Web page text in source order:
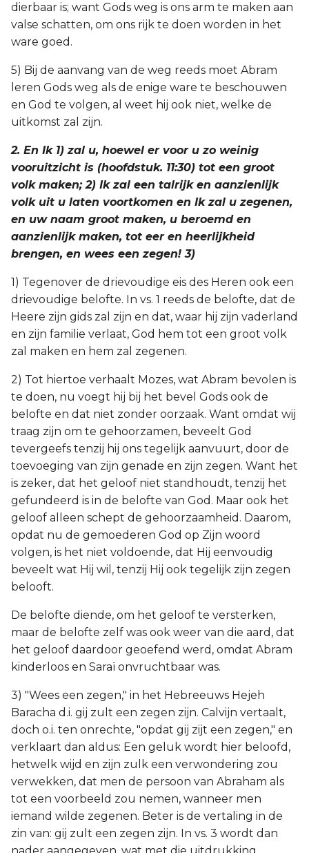
dierbaar is; want Gods weg is ons arm te maken aan
valse schatten, om ons rijk te doen worden in het
ware goed.
5) Bij de aanvang van de weg reeds moet Abram
leren Gods weg als de enige ware te beschouwen
en God te volgen, al weet hij ook niet, welke de
uitkomst zal zijn.
2. En Ik 1) zal u, hoewel er voor u zo weinig
vooruitzicht is (hoofdstuk. 11:30) tot een groot
volk maken; 2) Ik zal een talrijk en aanzienlijk
volk uit u laten voortkomen en Ik zal u zegenen,
en uw naam groot maken, u beroemd en
aanzienlijk maken, tot eer en heerlijkheid
brengen, en wees een zegen! 3)
1) Tegenover de drievoudige eis des Heren ook een
drievoudige belofte. In vs. 1 reeds de belofte, dat de
Heere zijn gids zal zijn en dat, waar hij zijn vaderland
en zijn familie verlaat, God hem tot een groot volk
zal maken en hem zal zegenen.
2) Tot hiertoe verhaalt Mozes, wat Abram bevolen is
te doen, nu voegt hij bij het bevel Gods ook de
belofte en dat niet zonder oorzaak. Want omdat wij
traag zijn om te gehoorzamen, beveelt God
tevergeefs tenzij hij ons tegelijk aanvuurt, door de
toevoeging van zijn genade en zijn zegen. Want het
is zeker, dat het geloof niet standhoudt, tenzij het
gefundeerd is in de belofte van God. Maar ook het
geloof alleen schept de gehoorzaamheid. Daarom,
opdat nu de gemoederen God op Zijn woord
volgen, is het niet voldoende, dat Hij eenvoudig
beveelt wat Hij wil, tenzij Hij ook tegelijk zijn zegen
belooft.
De belofte diende, om het geloof te versterken,
maar de belofte zelf was ook weer van die aard, dat
het geloof daardoor geoefend werd, omdat Abram
kinderloos en Saraï onvruchtbaar was.
3) "Wees een zegen," in het Hebreeuws Hejeh
Baracha d.i. gij zult een zegen zijn. Calvijn vertaalt,
doch o.i. ten onrechte, "opdat gij zijt een zegen," en
verklaart dan aldus: Een geluk wordt hier beloofd,
hetwelk wijd en zijn zulk een verwondering zou
verwekken, dat men de persoon van Abraham als
tot een voorbeeld zou nemen, wanneer men
iemand wilde zegenen. Beter is de vertaling in de
zin van: gij zult een zegen zijn. In vs. 3 wordt dan